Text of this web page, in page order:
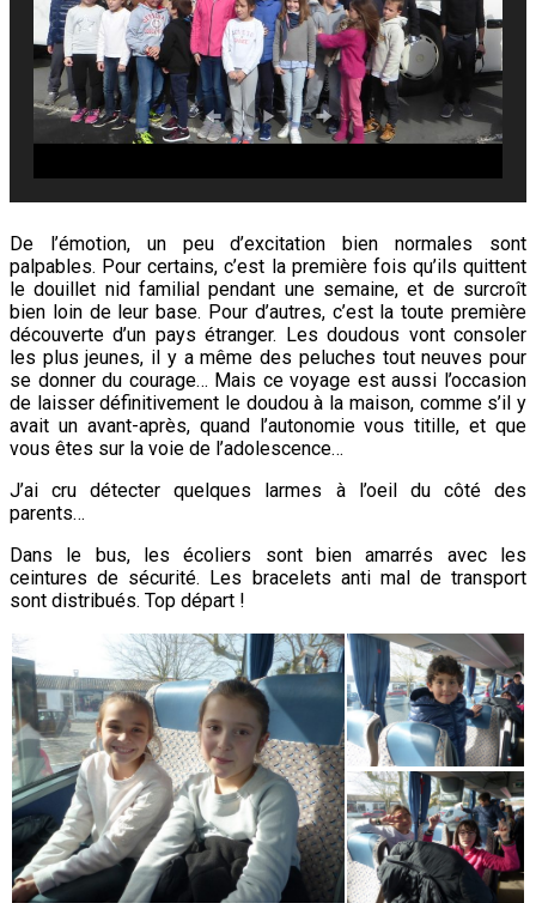
De l’émotion, un peu d’excitation bien normales sont
palpables. Pour certains, c’est la première fois qu’ils quittent
le douillet nid familial pendant une semaine, et de surcroît
bien loin de leur base. Pour d’autres, c’est la toute première
découverte d’un pays étranger. Les doudous vont consoler
les plus jeunes, il y a même des peluches tout neuves pour
se donner du courage… Mais ce voyage est aussi l’occasion
de laisser définitivement le doudou à la maison, comme s’il y
avait un avant-après, quand l’autonomie vous titille, et que
vous êtes sur la voie de l’adolescence…
J’ai cru détecter quelques larmes à l’oeil du côté des
parents…
Dans le bus, les écoliers sont bien amarrés avec les
ceintures de sécurité. Les bracelets anti mal de transport
sont distribués. Top départ !